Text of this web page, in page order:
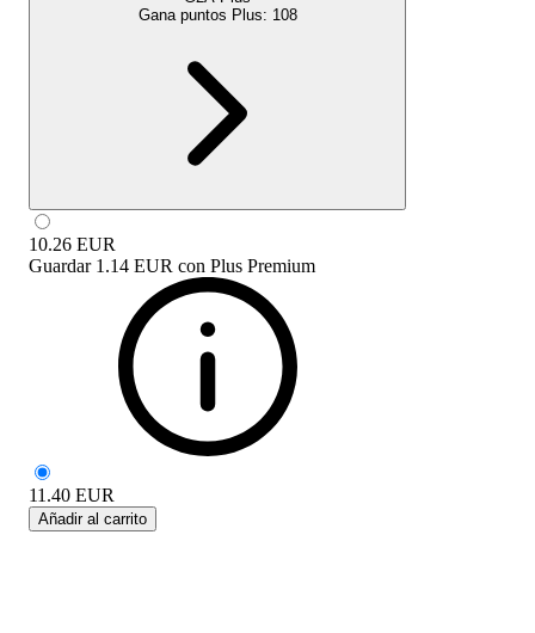
Gana puntos Plus: 108
10.26 EUR
Guardar 1.14 EUR con Plus Premium
11.40 EUR
Añadir al carrito